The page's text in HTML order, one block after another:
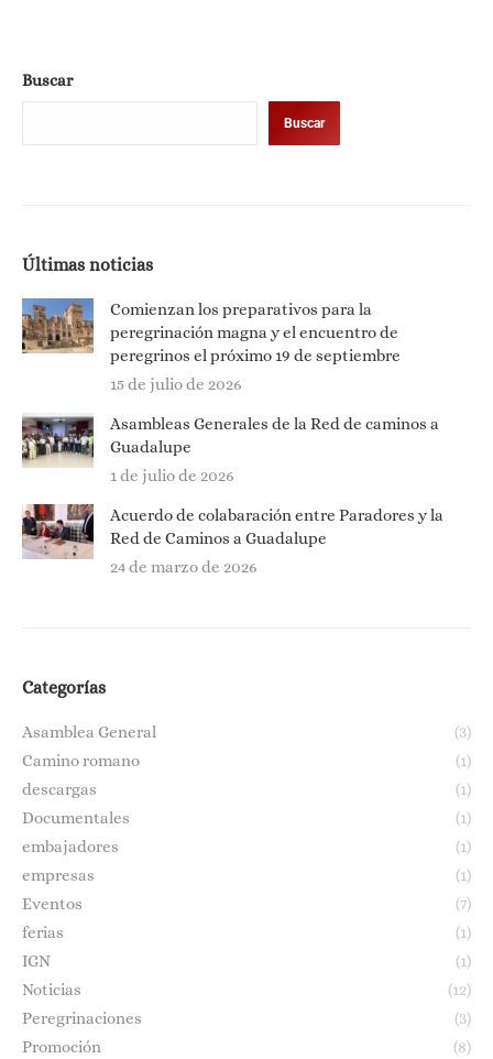
Buscar
Buscar
Últimas noticias
Comienzan los preparativos para la
peregrinación magna y el encuentro de
peregrinos el próximo 19 de septiembre
15 de julio de 2026
Asambleas Generales de la Red de caminos a
Guadalupe
1 de julio de 2026
Acuerdo de colabaración entre Paradores y la
Red de Caminos a Guadalupe
24 de marzo de 2026
Categorías
Asamblea General
(3)
Camino romano
(1)
descargas
(1)
Documentales
(1)
embajadores
(1)
empresas
(1)
Eventos
(7)
ferias
(1)
IGN
(1)
Noticias
(12)
Peregrinaciones
(3)
Promoción
(8)